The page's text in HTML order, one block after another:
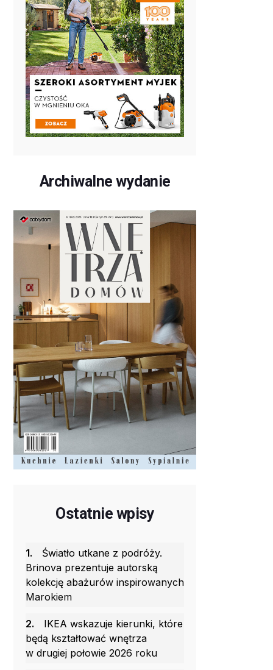
Archiwalne wydanie
Ostatnie wpisy
1.
Światło utkane z podróży.
Brinova prezentuje autorską
kolekcję abażurów inspirowanych
Marokiem
2.
IKEA wskazuje kierunki, które
będą kształtować wnętrza
w drugiej połowie 2026 roku